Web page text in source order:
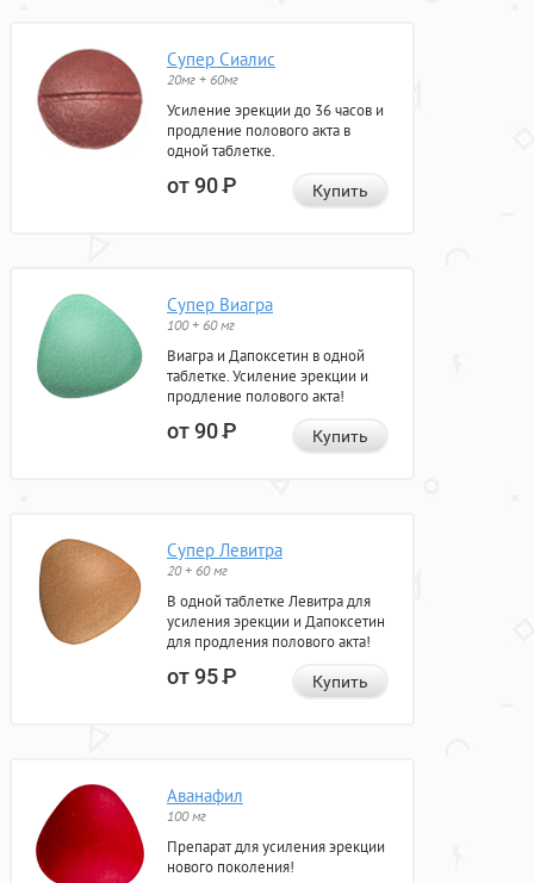
Супер Сиалис
20мг + 60мг
Усиление эрекции до 36 часов и
продление полового акта в
одной таблетке.
от 90Р Купить
Супер Виагра
100 + 60 мг
Виагра и Дапоксетин в одной
таблетке. Усиление эрекции и
продление полового акта!
от 90Р Купить
Супер Левитра
20 + 60 мг
В одной таблетке Левитра для
усиления эрекции и Дапоксетин
для продления полового акта!
от 95Р Купить
Аванафил
100 мг
Препарат для усиления эрекции
нового поколения!